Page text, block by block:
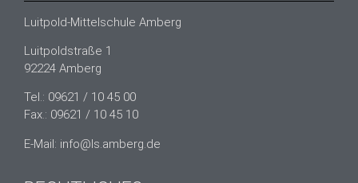
Luitpold-Mittelschule Amberg
Luitpoldstraße 1
92224 Amberg
Tel.: 09621 / 10 45 00
Fax.: 09621 / 10 45 10
E-Mail: info@ls.amberg.de